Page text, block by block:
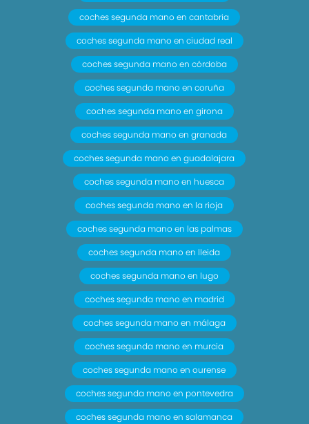
coches segunda mano en cantabria
coches segunda mano en ciudad real
coches segunda mano en córdoba
coches segunda mano en coruña
coches segunda mano en girona
coches segunda mano en granada
coches segunda mano en guadalajara
coches segunda mano en huesca
coches segunda mano en la rioja
coches segunda mano en las palmas
coches segunda mano en lleida
coches segunda mano en lugo
coches segunda mano en madrid
coches segunda mano en málaga
coches segunda mano en murcia
coches segunda mano en ourense
coches segunda mano en pontevedra
coches segunda mano en salamanca